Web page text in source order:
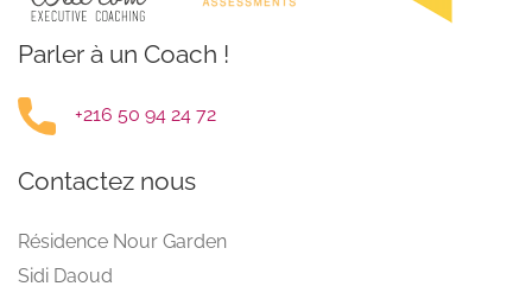
Parler à un Coach !
+216 50 94 24 72
Contactez nous
Résidence Nour Garden
Sidi Daoud